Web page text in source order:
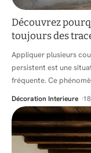
Découvrez
toujours des
Appliquer plusieurs
persistent est une
fréquente. Ce
Décoration Interieure